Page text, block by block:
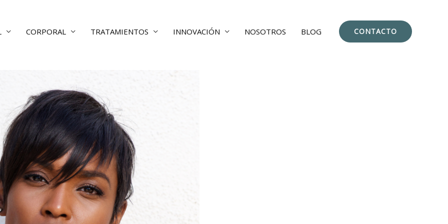
CORPORAL TRATAMIENTOS INNOVACIÓN NOSOTROS BLOG CONTACTO